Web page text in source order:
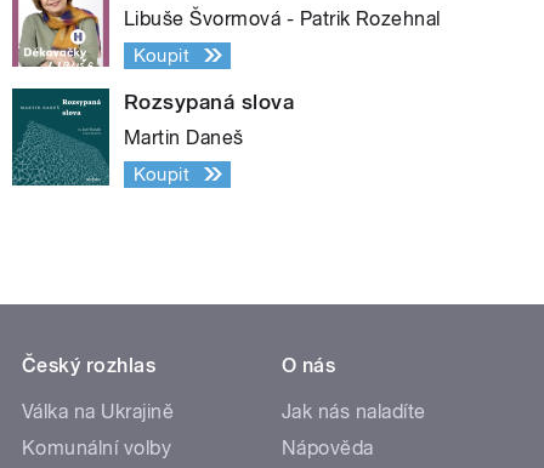
Libuše Švormová - Patrik Rozehnal
Koupit
Rozsypaná slova
Martin Daneš
Koupit
Český rozhlas
Válka na Ukrajině
Komunální volby
O nás
Jak nás naladíte
Nápověda